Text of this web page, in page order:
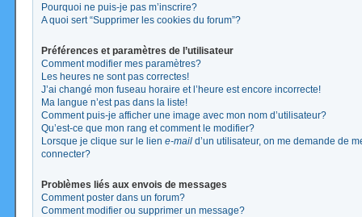
Pourquoi ne puis-je pas m’inscrire?
A quoi sert “Supprimer les cookies du forum”?
Préférences et paramètres de l’utilisateur
Comment modifier mes paramètres?
Les heures ne sont pas correctes!
J’ai changé mon fuseau horaire et l’heure est encore incorrecte!
Ma langue n’est pas dans la liste!
Comment puis-je afficher une image avec mon nom d’utilisateur?
Qu’est-ce que mon rang et comment le modifier?
Lorsque je clique sur le lien e-mail d’un utilisateur, on me demande de
connecter?
Problèmes liés aux envois de messages
Comment poster dans un forum?
Comment modifier ou supprimer un message?